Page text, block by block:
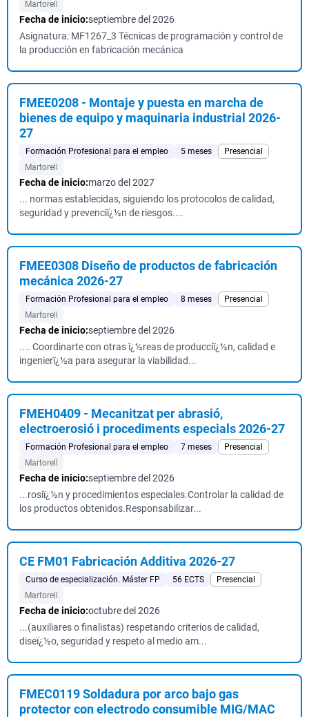
Martorell
Fecha de inicio:septiembre del 2026
Asignatura: MF1267_3 Técnicas de programación y control de
la producción en fabricación mecánica
FMEE0208 - Montaje y puesta en marcha de
bienes de equipo y maquinaria industrial 2026-
27
Formación Profesional para el empleo 5 meses
Presencial
Martorell
Fecha de inicio:marzo del 2027
... normas establecidas, siguiendo los protocolos de calidad,
seguridad y prevenciï¿½n de riesgos....
FMEE0308 Diseño de productos de fabricación
mecánica 2026-27
Formación Profesional para el empleo 8 meses
Presencial
Martorell
Fecha de inicio:septiembre del 2026
.... Coordinarte con otras ï¿½reas de producciï¿½n, calidad e
ingenierï¿½a para asegurar la viabilidad...
FMEH0409 - Mecanitzat per abrasió,
electroerosió i procediments especials 2026-27
Formación Profesional para el empleo 7 meses
Presencial
Martorell
Fecha de inicio:septiembre del 2026
...rosiï¿½n y procedimientos especiales.Controlar la calidad de
los productos obtenidos.Responsabilizar...
CE FM01 Fabricación Additiva 2026-27
Curso de especialización. Máster FP 56 ECTS
Presencial
Martorell
Fecha de inicio:octubre del 2026
...(auxiliares o finalistas) respetando criterios de calidad,
diseï¿½o, seguridad y respeto al medio am...
FMEC0119 Soldadura por arco bajo gas
protector con electrodo consumible MIG/MAC